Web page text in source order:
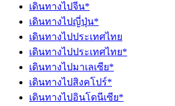
เดินทางไปจีน*
เดินทางไปญี่ปุ่น*
เดินทางไปประเทศไทย
เดินทางไปประเทศไทย*
เดินทางไปมาเลเซีย*
เดินทางไปสิงคโปร์*
เดินทางไปอินโดนีเซีย*